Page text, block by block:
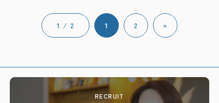
1 / 2 1 2 »
RECRUIT